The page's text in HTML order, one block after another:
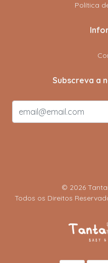
Política
Subscreva a
© 2026
Todos os Direitos